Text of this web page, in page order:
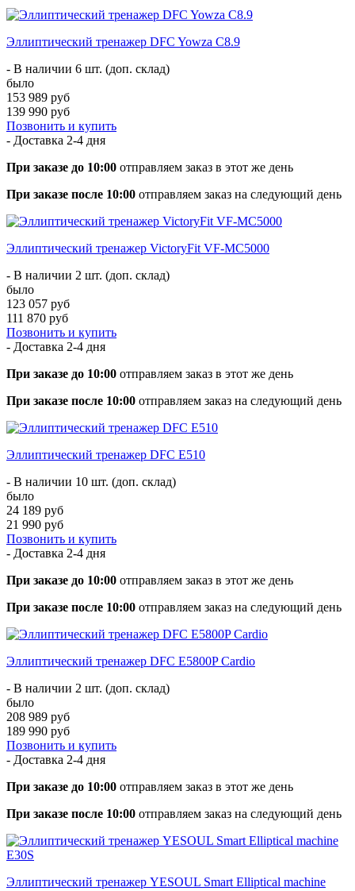
Эллиптический тренажер DFC Yowza C8.9
- В наличии 6 шт. (доп. склад)
было
153 989 руб
139 990 руб
Позвонить и купить
- Доставка 2-4 дня
При заказе до 10:00 отправляем заказ в этот же день
При заказе после 10:00 отправляем заказ на следующий день
Эллиптический тренажер VictoryFit VF-MC5000
- В наличии 2 шт. (доп. склад)
было
123 057 руб
111 870 руб
Позвонить и купить
- Доставка 2-4 дня
При заказе до 10:00 отправляем заказ в этот же день
При заказе после 10:00 отправляем заказ на следующий день
Эллиптический тренажер DFC E510
- В наличии 10 шт. (доп. склад)
было
24 189 руб
21 990 руб
Позвонить и купить
- Доставка 2-4 дня
При заказе до 10:00 отправляем заказ в этот же день
При заказе после 10:00 отправляем заказ на следующий день
Эллиптический тренажер DFC E5800P Cardio
- В наличии 2 шт. (доп. склад)
было
208 989 руб
189 990 руб
Позвонить и купить
- Доставка 2-4 дня
При заказе до 10:00 отправляем заказ в этот же день
При заказе после 10:00 отправляем заказ на следующий день
Эллиптический тренажер YESOUL Smart Elliptical machine